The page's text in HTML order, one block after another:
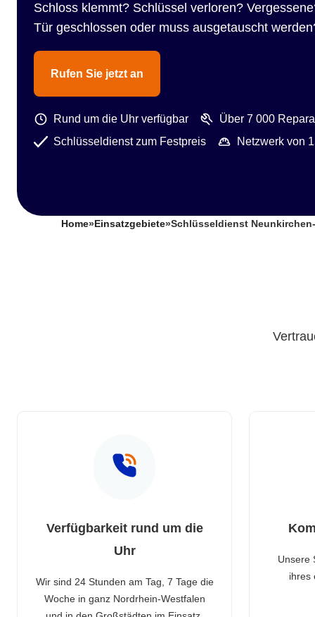
Schloss klemmt? Schlüssel verloren?
Tür geschlossen oder muss ausgetauscht
Rufen Sie jetzt an
Rund um die Uhr verfügbar
Über 7 000
Schlüsseldienst zum Festpreis
Netzwerk von
Home» Einsatzgebiete»Schlüsseldienst
Verfügbarkeit rund um die
Uhr
Wir sind 24 Stunden am Tag, 7 Tage die
Woche in ganz Nordrhein-Westfalen
Unsere
ihres